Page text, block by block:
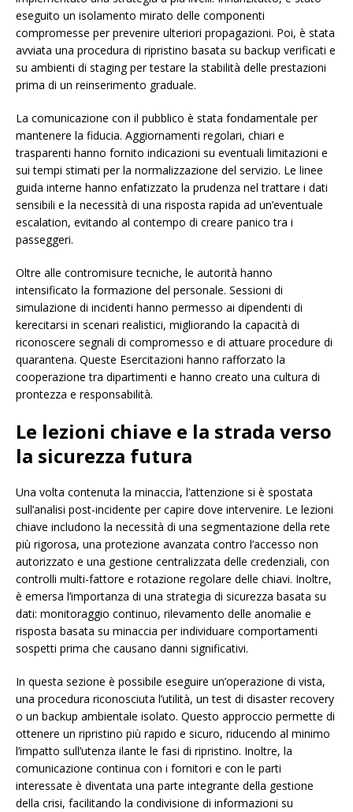
eseguito un isolamento mirato delle componenti
compromesse per prevenire ulteriori propagazioni. Poi, è stata
avviata una procedura di ripristino basata su backup verificati e
su ambienti di staging per testare la stabilità delle prestazioni
prima di un reinserimento graduale.
La comunicazione con il pubblico è stata fondamentale per
mantenere la fiducia. Aggiornamenti regolari, chiari e
trasparenti hanno fornito indicazioni su eventuali limitazioni e
sui tempi stimati per la normalizzazione del servizio. Le linee
guida interne hanno enfatizzato la prudenza nel trattare i dati
sensibili e la necessità di una risposta rapida ad un’eventuale
escalation, evitando al contempo di creare panico tra i
passeggeri.
Oltre alle contromisure tecniche, le autorità hanno
intensificato la formazione del personale. Sessioni di
simulazione di incidenti hanno permesso ai dipendenti di
kerecitarsi in scenari realistici, migliorando la capacità di
riconoscere segnali di compromesso e di attuare procedure di
quarantena. Queste Esercitazioni hanno rafforzato la
cooperazione tra dipartimenti e hanno creato una cultura di
prontezza e responsabilità.
Le lezioni chiave e la strada verso
la sicurezza futura
Una volta contenuta la minaccia, l’attenzione si è spostata
sull’analisi post-incidente per capire dove intervenire. Le lezioni
chiave includono la necessità di una segmentazione della rete
più rigorosa, una protezione avanzata contro l’accesso non
autorizzato e una gestione centralizzata delle credenziali, con
controlli multi-fattore e rotazione regolare delle chiavi. Inoltre,
è emersa l’importanza di una strategia di sicurezza basata su
dati: monitoraggio continuo, rilevamento delle anomalie e
risposta basata su minaccia per individuare comportamenti
sospetti prima che causano danni significativi.
In questa sezione è possibile eseguire un’operazione di vista,
una procedura riconosciuta l’utilità, un test di disaster recovery
o un backup ambientale isolato. Questo approccio permette di
ottenere un ripristino più rapido e sicuro, riducendo al minimo
l’impatto sull’utenza ilante le fasi di ripristino. Inoltre, la
comunicazione continua con i fornitori e con le parti
interessate è diventata una parte integrante della gestione
della crisi, facilitando la condivisione di informazioni su